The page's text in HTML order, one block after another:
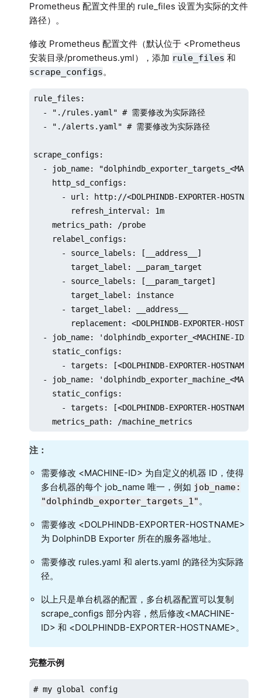
Prometheus 配置文件里的 rule_files 设置为实际的文件
路径）。
修改 Prometheus 配置文件（默认位于 <Prometheus
安装目录/prometheus.yml），添加 rule_files 和
scrape_configs。
rule_files:
  - "./rules.yaml" # 需要修改为实际路径
  - "./alerts.yaml" # 需要修改为实际路径
scrape_configs:
- job_name:
    http_sd_configs:
- url: http://<DOLPHINDB-EXPORTER-
refresh_interval:
    metrics_path: /probe
    relabel_configs:
      - source_labels: [__address__]
        target_label: __param_target
- source_labels:
        target_label: instance
      - target_label: __address__
replacement: <DOLPHINDB-EXPORTER-
- job_name:
    static_configs:
- targets: [<DOLPHINDB-EXPORTER-
- job_name:
    static_configs:
- targets: [<DOLPHINDB-EXPORTER-
    metrics_path: /machine_metrics
注：
需要修改 <MACHINE-ID> 为自定义的机器 ID，使得
多台机器的每个 job_name 唯一，例如 job_name:
"dolphindb_exporter_targets_1"。
需要修改 <DOLPHINDB-EXPORTER-HOSTNAME>
为 DolphinDB Exporter 所在的服务器地址。
需要修改 rules.yaml 和 alerts.yaml 的路径为实际路
径。
以上只是单台机器的配置，多台机器配置可以复制
scrape_configs 部分内容，然后修改<MACHINE-
ID> 和 <DOLPHINDB-EXPORTER-HOSTNAME>。
完整示例
# my global config